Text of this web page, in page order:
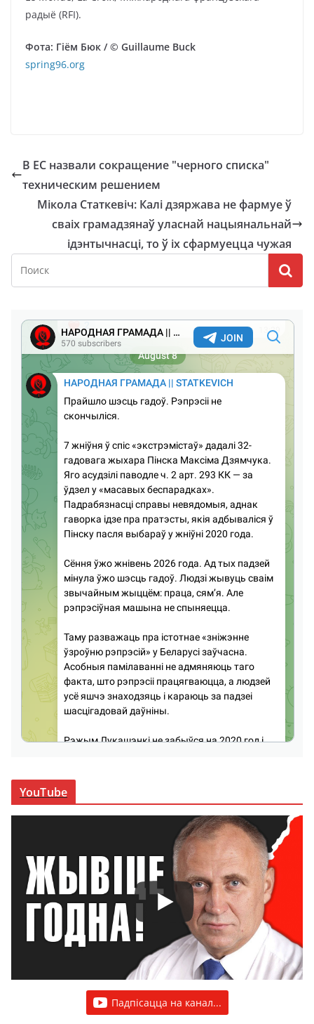
радыё (RFI).
Фота: Гіём Бюк / © Guillaume Buck
spring96.org
В ЕС назвали сокращение "черного списка"
техническим решением
Мікола Статкевіч: Калі дзяржава не фармуе ў
сваіх грамадзянаў уласнай нацыянальнай
ідэнтычнасці, то ў іх сфармуецца чужая
YouTube
Падпісацца на канал...